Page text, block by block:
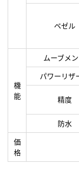
ベゼル
機
能
ムーブメ
パワーリザ
精度
防水
価
格